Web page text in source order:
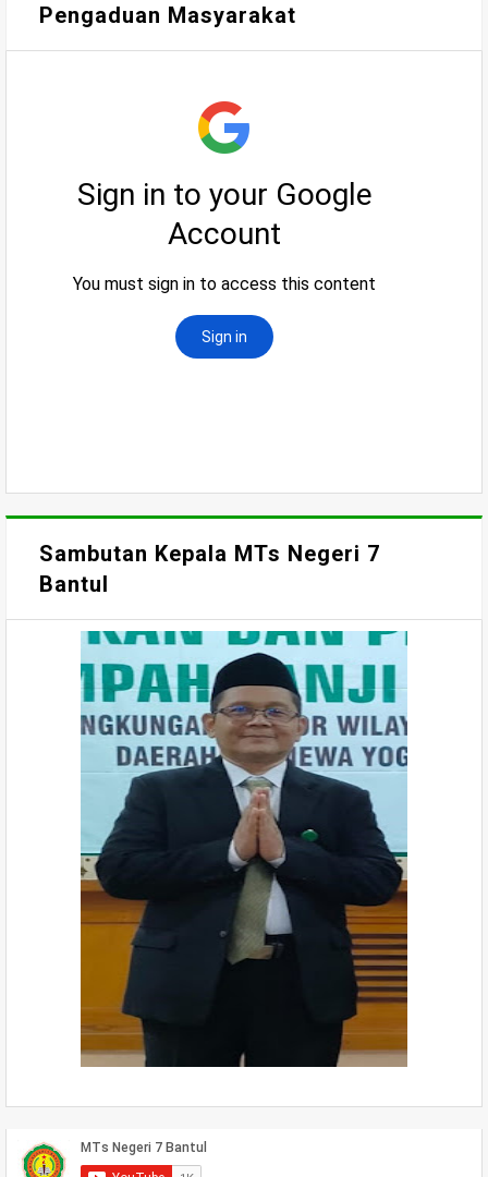
Pengaduan Masyarakat
Sambutan Kepala MTs Negeri 7
Bantul